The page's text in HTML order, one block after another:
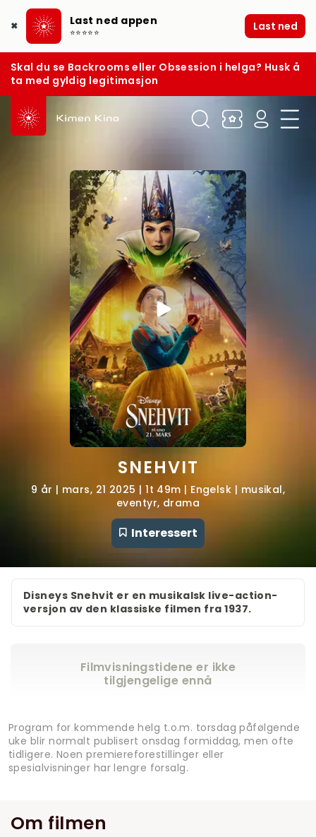
✖ Last ned appen
⭐⭐⭐⭐⭐ Last ned
Skal du se Backrooms eller Obsession i helga? Husk å
ta med gyldig legitimasjon
SNEHVIT
9 år | mars, 21 2025 | 1t 49m | Engelsk | musikal,
eventyr, drama
Interessert
Disneys Snehvit er en musikalsk live-action-
versjon av den klassiske filmen fra 1937.
Filmvisningstidene er ikke
tilgjengelige ennå
Program for kommende helg t.o.m. torsdag påfølgende
uke blir normalt publisert onsdag formiddag, men ofte
tidligere. Noen premiereforestillinger eller
spesialvisninger har lengre forsalg.
Om filmen